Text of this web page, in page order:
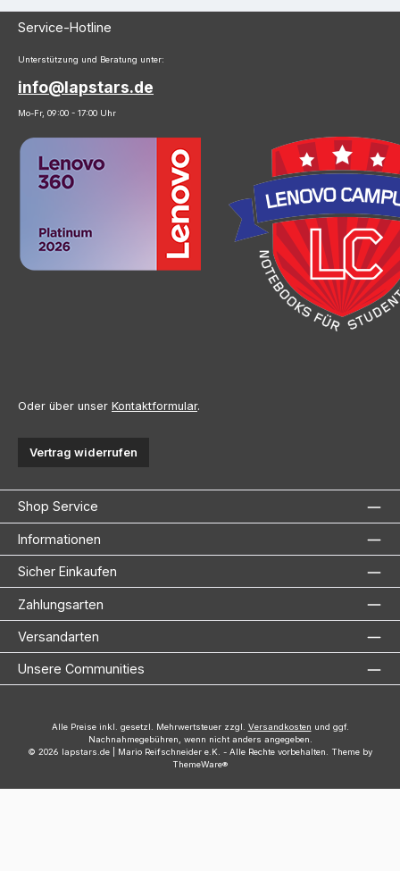
Service-Hotline
Unterstützung und Beratung unter:
info@lapstars.de
Mo-Fr, 09:00 - 17:00 Uhr
Oder über unser Kontaktformular.
Vertrag widerrufen
Shop Service
Informationen
Sicher Einkaufen
Zahlungsarten
Versandarten
Unsere Communities
Alle Preise inkl. gesetzl. Mehrwertsteuer zzgl. Versandkosten und ggf.
Nachnahmegebühren, wenn nicht anders angegeben.
© 2026 lapstars.de | Mario Reifschneider e.K. - Alle Rechte vorbehalten. Theme by
ThemeWare®